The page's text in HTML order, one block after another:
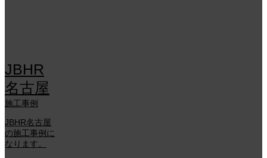
JBHR
名古屋
施工事例
JBHR名古屋
の施工事例に
なります。